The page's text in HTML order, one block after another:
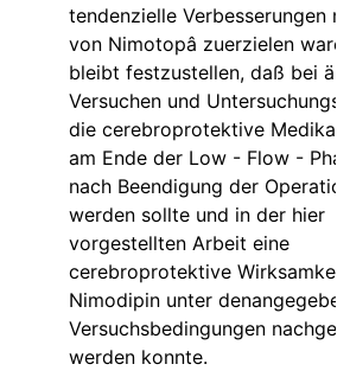
tendenzielle Verbesserungen
von Nimotopâ zuerzielen
bleibt festzustellen, daß bei
Versuchen und
die cerebroprotektive
am Ende der Low - Flow -
nach Beendigung der
werden sollte und in der hier
vorgestellten Arbeit eine
cerebroprotektive
Nimodipin unter
Versuchsbedingungen
werden konnte.